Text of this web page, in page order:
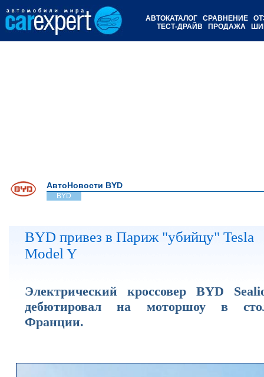
АВТОКАТАЛОГ СРАВНЕНИЕ
ТЕСТ-ДРАЙВ
ПРОДАЖА
АвтоНовости BYD
BYD
BYD привез в Париж "убийцу" Tesla
Model Y
Электрический кроссовер BYD
дебютировал на моторшоу в
Франции.